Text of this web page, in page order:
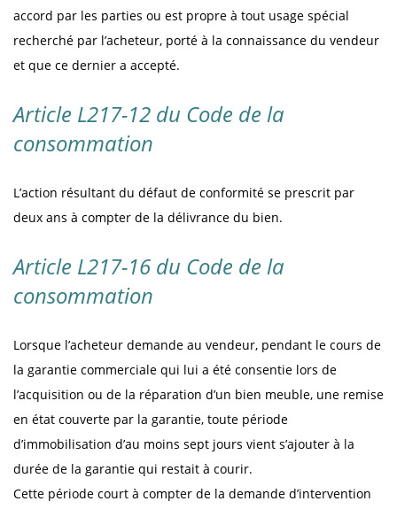
accord par les parties ou est propre à tout usage spécial
recherché par l’acheteur, porté à la connaissance du vendeur
et que ce dernier a accepté.
Article L217-12 du Code de la
consommation
L’action résultant du défaut de conformité se prescrit par
deux ans à compter de la délivrance du bien.
Article L217-16 du Code de la
consommation
Lorsque l’acheteur demande au vendeur, pendant le cours de
la garantie commerciale qui lui a été consentie lors de
l’acquisition ou de la réparation d’un bien meuble, une remise
en état couverte par la garantie, toute période
d’immobilisation d’au moins sept jours vient s’ajouter à la
durée de la garantie qui restait à courir.
Cette période court à compter de la demande d’intervention